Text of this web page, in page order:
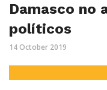
Damasco no
políticos
14 October 2019